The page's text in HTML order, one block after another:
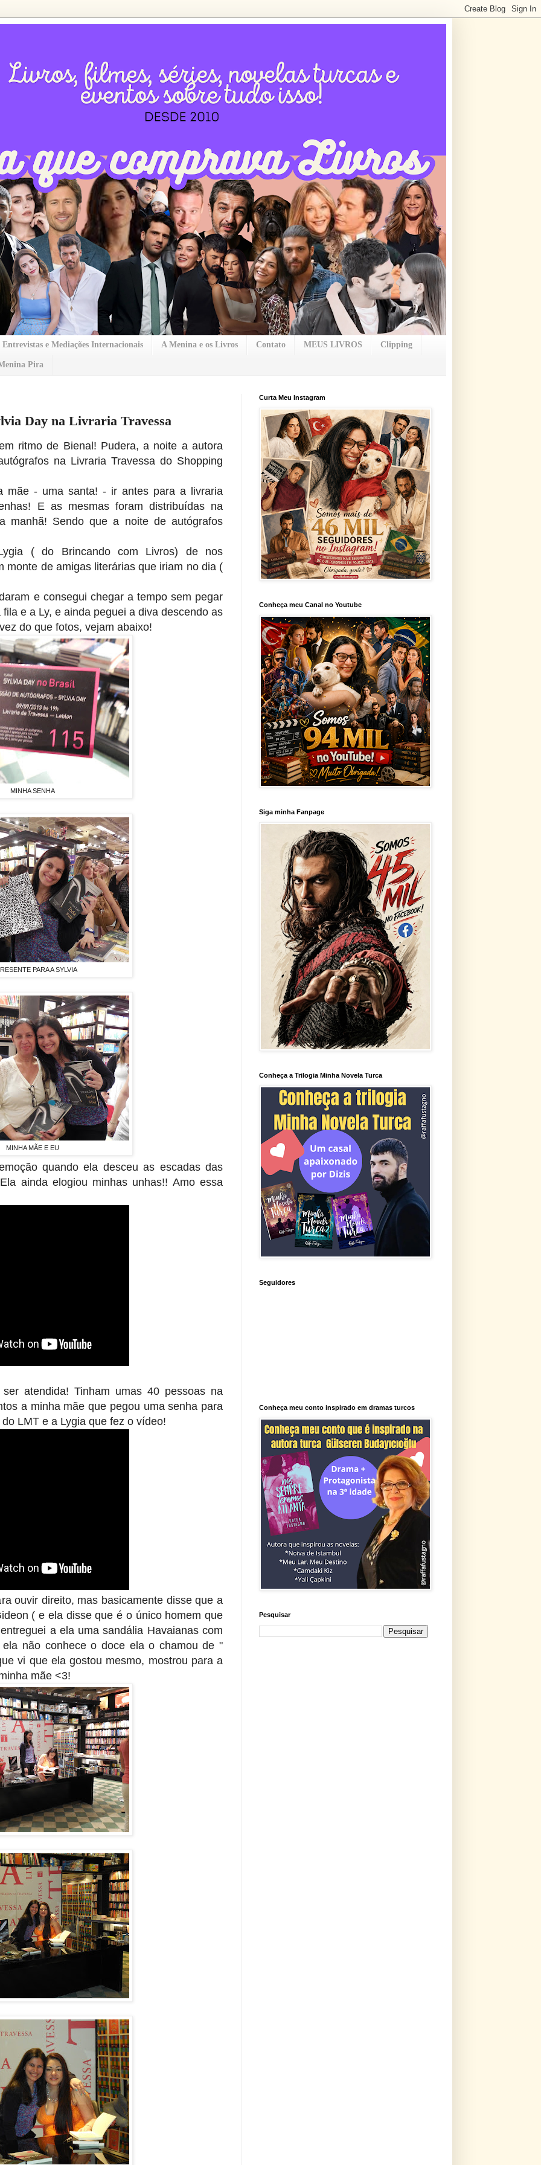
Entrevistas e Mediações Internacionais A Menina e os Livros Contato MEUS LIVROS Clipping
Pira
Day na Livraria Travessa
ritmo de Bienal! Pudera, a noite a autora
na Livraria Travessa do Shopping
mãe - uma santa! - ir antes para a livraria
E as mesmas foram distribuídas na
manhã! Sendo que a noite de autógrafos
( do Brincando com Livros) de nos
monte de amigas literárias que iriam no dia (
e consegui chegar a tempo sem pegar
e a Ly, e ainda peguei a diva descendo as
do que fotos, vejam abaixo!
MINHA SENHA
PARA A SYLVIA
MINHA MÃE E EU
quando ela desceu as escadas das
ainda elogiou minhas unhas!! Amo essa
atendida! Tinham umas 40 pessoas na
a minha mãe que pegou uma senha para
LMT e a Lygia que fez o vídeo!
ouvir direito, mas basicamente disse que a
( e ela disse que é o único homem que
a ela uma sandália Havaianas com
não conhece o doce ela o chamou de "
vi que ela gostou mesmo, mostrou para a
mãe <3!
Curta Meu Instagram
Conheça meu Canal no Youtube
Siga minha Fanpage
Conheça a Trilogia Minha Novela Turca
Seguidores
Conheça meu conto inspirado em dramas turcos
Pesquisar